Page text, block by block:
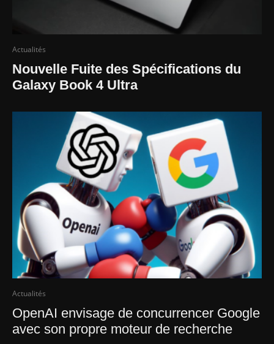
Actualités
Nouvelle Fuite des Spécifications du
Galaxy Book 4 Ultra
Actualités
OpenAI envisage de concurrencer Google
avec son propre moteur de recherche